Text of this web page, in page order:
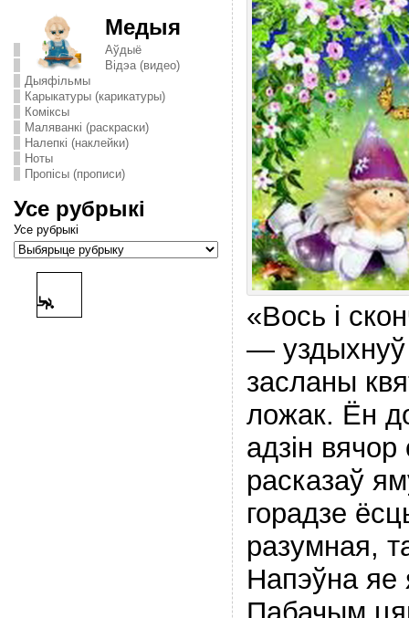
Медыя
Аўдыё
Відэа (видео)
Дыяфільмы
Карыкатуры (карикатуры)
Комiксы
Маляванкі (раскраски)
Налепкі (наклейки)
Ноты
Пропісы (прописи)
Усе рубрыкі
Усе рубрыкі
«Вось i
—
засланы
ложак. Ён
адзiн вячор
расказаў
горадзе
разумная,
Напэўна яе